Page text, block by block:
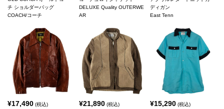
チ ショルダーバッグ
COACH/コーチ
DELUXE Quality OUTERWE
AR
ディガン
East Tenn
¥17,490 (税込) ¥21,890(税込) ¥15,290 (税込)